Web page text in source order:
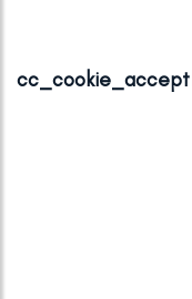
cc_cookie_accept